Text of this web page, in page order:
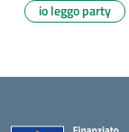
io leggo party